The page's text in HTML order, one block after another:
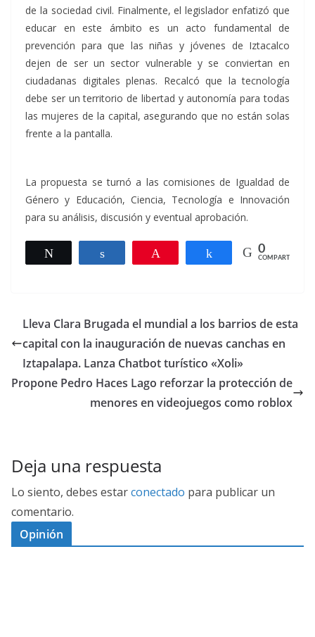
de la sociedad civil. Finalmente, el legislador enfatizó que
educar en este ámbito es un acto fundamental de
prevención para que las niñas y jóvenes de Iztacalco
dejen de ser un sector vulnerable y se conviertan en
ciudadanas digitales plenas. Recalcó que la tecnología
debe ser un territorio de libertad y autonomía para todas
las mujeres de la capital, asegurando que no están solas
frente a la pantalla.
La propuesta se turnó a las comisiones de Igualdad de
Género y Educación, Ciencia, Tecnología e Innovación
para su análisis, discusión y eventual aprobación.
Compartir Compartir
0
COMPARTIR
Lleva Clara Brugada el mundial a los barrios de esta
capital con la inauguración de nuevas canchas en
Iztapalapa. Lanza Chatbot turístico «Xoli»
Propone Pedro Haces Lago reforzar la protección de
menores en videojuegos como roblox
Deja una respuesta
Lo siento, debes estarconectado para publicar un
comentario.
Opinión